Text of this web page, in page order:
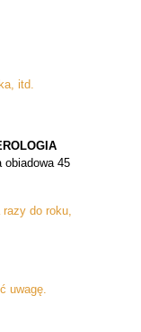
itd.
obiadowa 45
do roku,
uwagę.